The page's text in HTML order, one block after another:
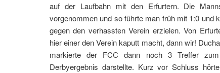
auf der Laufbahn mit den Erfurtern. Die
vorgenommen und so führte man früh mit 1:0 und
gegen den verhassten Verein erzielen. Von
hier einer den Verein kaputt macht, dann wir!
markierte der FCC dann noch 3 Treffer
Derbyergebnis darstellte. Kurz vor Schluss